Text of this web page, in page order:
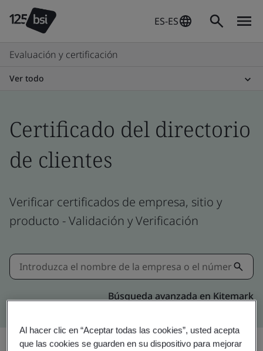
ES-ES
Evaluación y certificación
Ver todo
Certificado del directorio
de clientes
Verificar certificados de empresa, sitio y
producto - Validación y Verificación
Búsqueda avanzada en Kitemark
Al hacer clic en “Aceptar todas las cookies”, usted acepta
que las cookies se guarden en su dispositivo para mejorar